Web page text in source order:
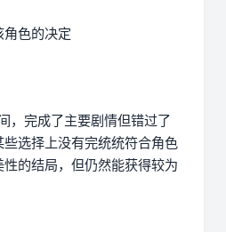
色的决定
，完成了主要剧情但错过了
选择上没有完统统符合角色
的结局，但仍然能获得较为